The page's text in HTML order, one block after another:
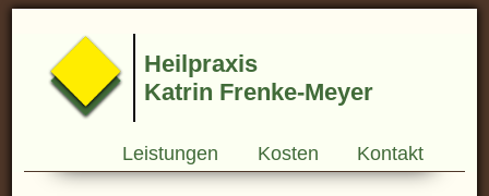
Heilpraxis
Katrin Frenke-Meyer
Kontakt
Kosten
Leistungen